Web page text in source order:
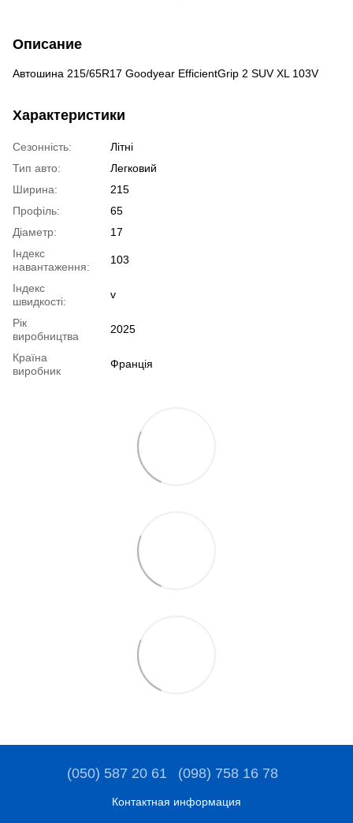
Описание
Автошина 215/65R17 Goodyear EfficientGrip 2 SUV XL 103V
Характеристики
Сезонність:
Літні
Тип авто:
Легковий
Ширина:
215
Профіль:
65
Діаметр:
17
Індекс
навантаження:
103
Індекс
швидкості:
v
Рік
виробництва
2025
Країна
виробник
Франція
(050) 587 20 61 (098) 758 16 78
Контактная информация